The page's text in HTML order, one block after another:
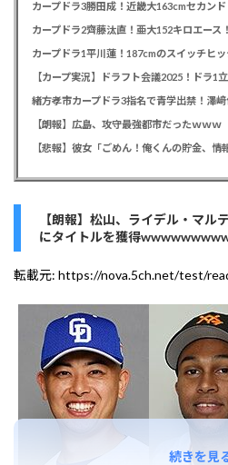
カープドラ2齊藤汰直！亜大152キロエース
【カープ実況】ドラフト会議2025！ドラ1
【朗報】広島、攻守最強都市だったｗｗｗ
【朗報】松山、ライデル・マル
にタイトルを獲得
転載元: https://nova.5ch.net/test/
続きを見